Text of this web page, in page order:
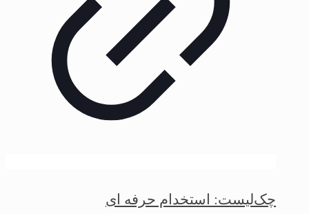
چک‌لیست: استخدام حرفه ای